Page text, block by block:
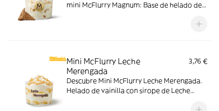
mini McFlurry Magnum: Base de helado de
Topping triturado de galleta con perlas y
Mini McFlurry Leche
Merengada
3,76 €
Descubre Mini McFlurry Leche Merengada.
Helado de vainilla con sirope de Leche